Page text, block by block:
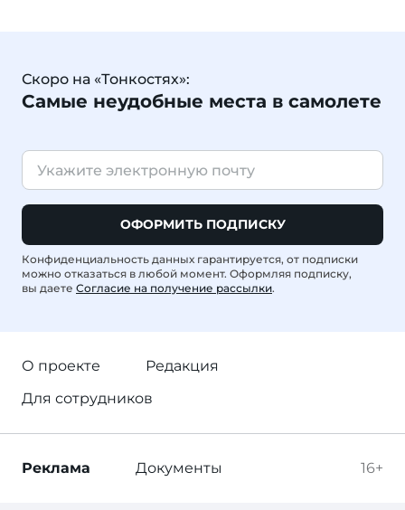
Скоро на «Тонкостях»:
Самые неудобные места в самолете
ОФОРМИТЬ ПОДПИСКУ
Конфиденциальность данных гарантируется, от подписки
можно отказаться в любой момент. Оформляя подписку,
вы даете Согласие на получение рассылки.
О проекте
Редакция
Для сотрудников
16+
Реклама Документы